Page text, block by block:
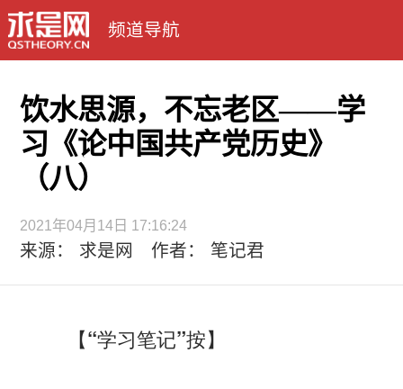
频道导航
饮水思源，不忘老区——学
习《论中国共产党历史》
（八）
2021年04月14日 17:16:24
来源： 求是网 作者： 笔记君
【“学习笔记”按】